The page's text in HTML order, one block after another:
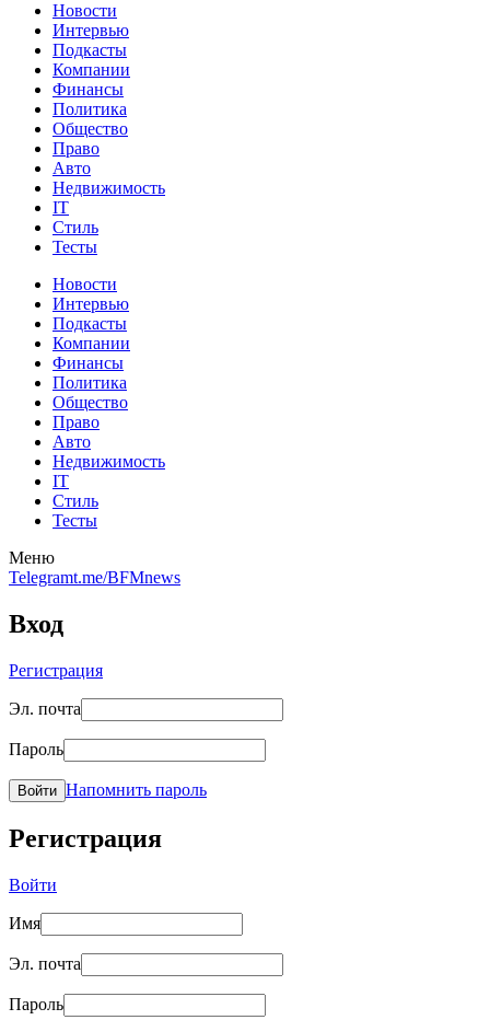
Новости
Интервью
Подкасты
Компании
Финансы
Политика
Общество
Право
Авто
Недвижимость
IT
Стиль
Тесты
Новости
Интервью
Подкасты
Компании
Финансы
Политика
Общество
Право
Авто
Недвижимость
IT
Стиль
Тесты
Меню
Telegramt.me/BFMnews
Вход
Регистрация
Эл. почта
Пароль
Войти Напомнить пароль
Регистрация
Войти
Имя
Эл. почта
Пароль